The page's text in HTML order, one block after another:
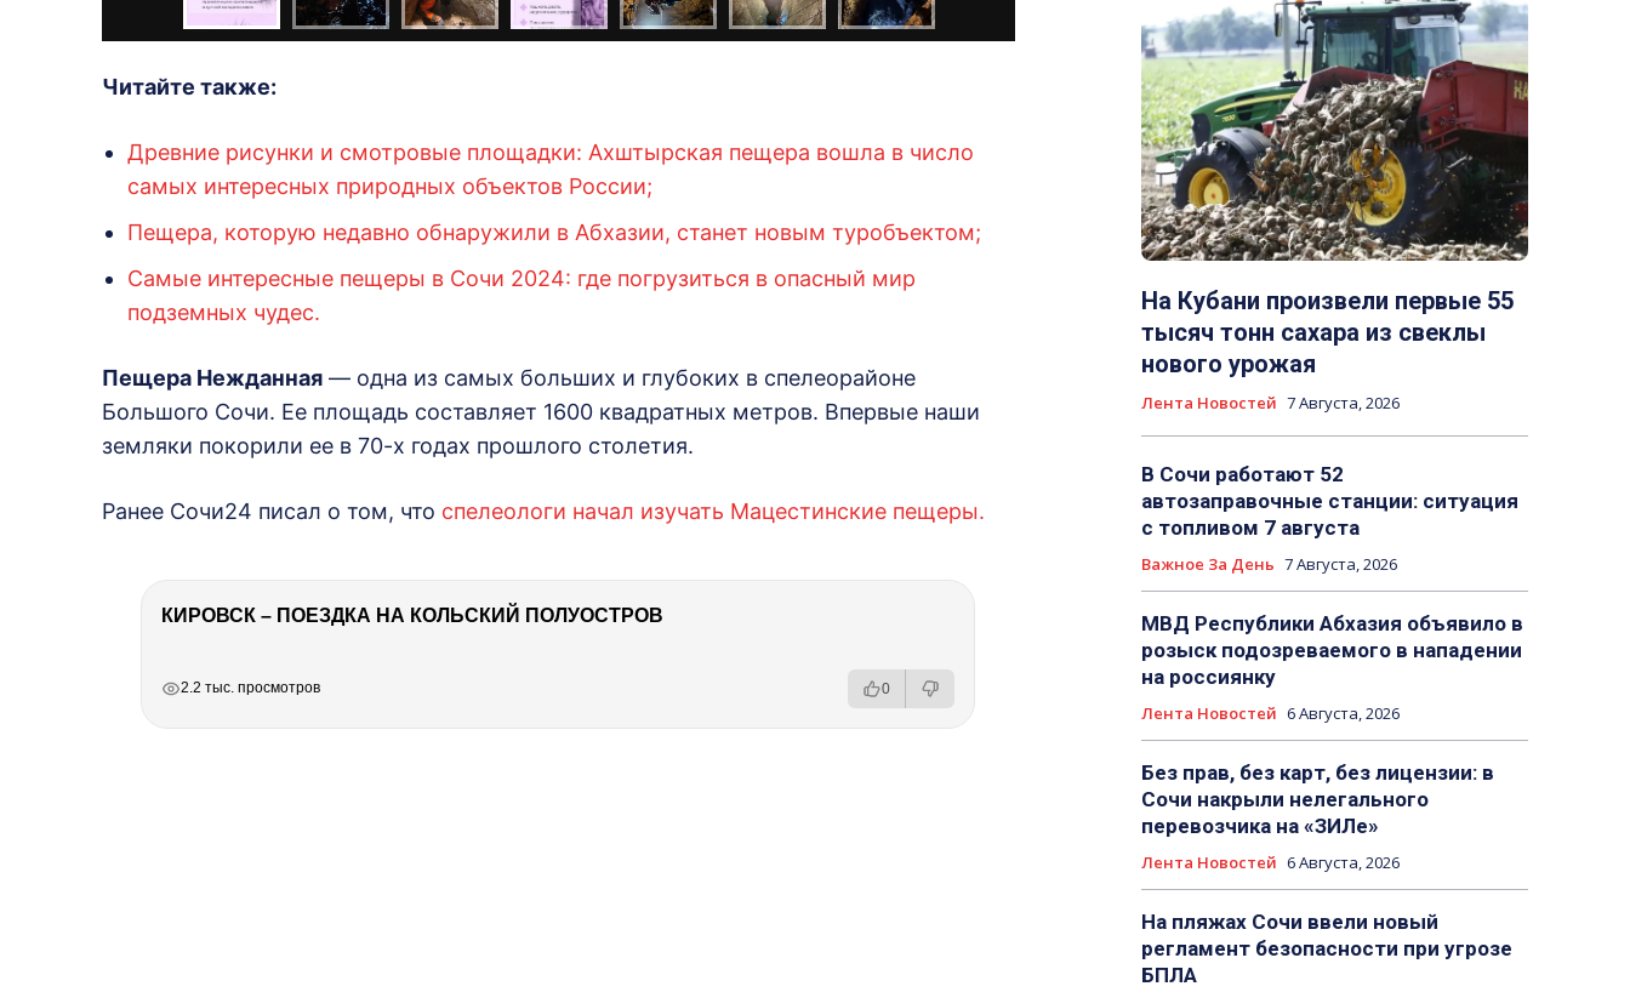
Читайте также:
Древние рисунки и смотровые площадки: Ахштырская пещера вошла в число
самых интересных природных объектов России;
Пещера, которую недавно обнаружили в Абхазии, станет новым туробъектом;
Самые интересные пещеры в Сочи 2024: где погрузиться в опасный мир
подземных чудес.
Пещера Нежданная — одна из самых больших и глубоких в спелеорайоне
Большого Сочи. Ее площадь составляет 1600 квадратных метров. Впервые наши
земляки покорили ее в 70-х годах прошлого столетия.
Ранее Сочи24 писал о том, что спелеологи начал изучать Мацестинские пещеры.
КИРОВСК – ПОЕЗДКА НА КОЛЬСКИЙ ПОЛУОСТРОВ
2.2 тыс. просмотров 0
На Кубани произвели первые 55
тысяч тонн сахара из свеклы
нового урожая
Лента Новостей 7 Августа, 2026
В Сочи работают 52
автозаправочные станции: ситуация
с топливом 7 августа
Важное За День 7 Августа, 2026
МВД Республики Абхазия объявило в
розыск подозреваемого в нападении
на россиянку
Лента Новостей 6 Августа, 2026
Без прав, без карт, без лицензии: в
Сочи накрыли нелегального
перевозчика на «ЗИЛе»
Лента Новостей 6 Августа, 2026
На пляжах Сочи ввели новый
регламент безопасности при угрозе
БПЛА